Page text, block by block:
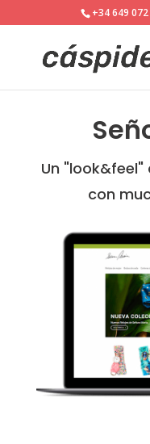
+34 649 072
Un
con